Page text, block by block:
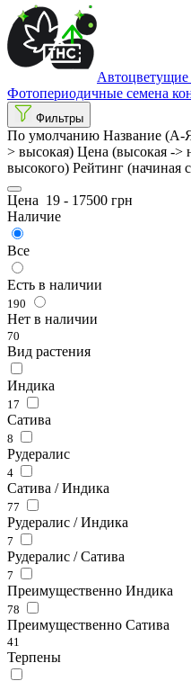
Автоцветущие
Фотопериодичные семена
Фильтры
По умолчанию Название (А-
> высокая) Цена (высокая ->
высокого) Рейтинг (начиная
Цена 19 - 17500 грн
Наличие
Все
Есть в наличии
190
Нет в наличии
70
Вид растения
Индика
17
Сатива
8
Рудералис
4
Сатива / Индика
77
Рудералис / Индика
7
Рудералис / Сатива
7
Преимущественно Индика
78
Преимущественно Сатива
41
Терпены